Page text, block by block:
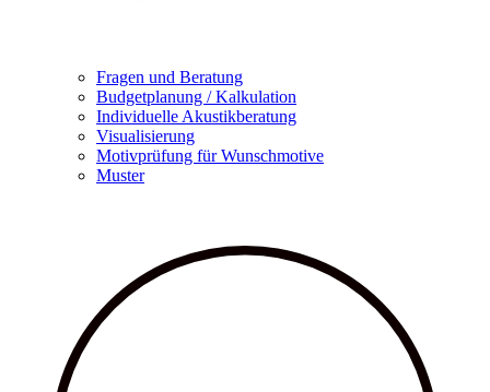
Fragen und Beratung
Budgetplanung / Kalkulation
Individuelle Akustikberatung
Visualisierung
Motivprüfung für Wunschmotive
Muster